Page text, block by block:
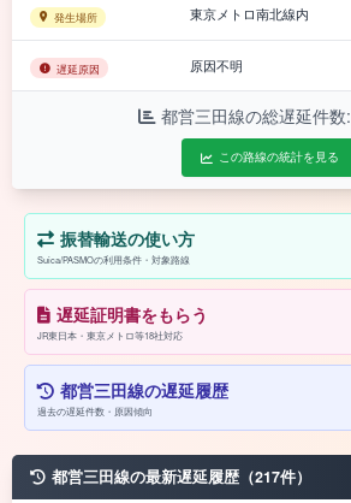
発生場所 東京メトロ南北線内
遅延原因 原因不明
都営三田線の総遅延件数:
この路線の統計を見る
振替輸送の使い方
Suica/PASMOの利用条件・対象路線
遅延証明書をもらう
JR東日本・東京メトロ等18社対応
都営三田線の遅延履歴
過去の遅延件数・原因傾向
都営三田線の最新遅延履歴（217件）